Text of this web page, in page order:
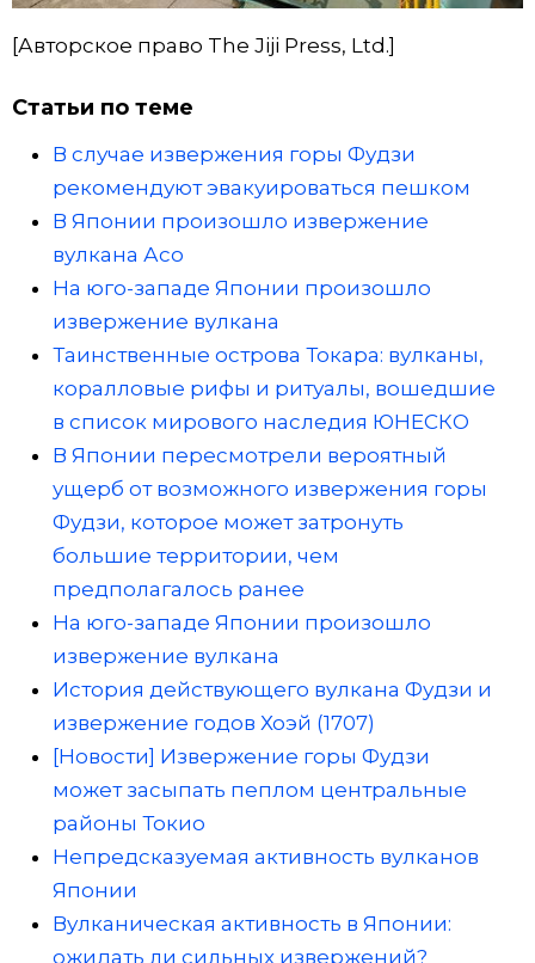
[Авторское право The Jiji Press, Ltd.]
Статьи по теме
В случае извержения горы Фудзи
рекомендуют эвакуироваться пешком
В Японии произошло извержение
вулкана Асо
На юго-западе Японии произошло
извержение вулкана
Таинственные острова Токара: вулканы,
коралловые рифы и ритуалы, вошедшие
в список мирового наследия ЮНЕСКО
В Японии пересмотрели вероятный
ущерб от возможного извержения горы
Фудзи, которое может затронуть
большие территории, чем
предполагалось ранее
На юго-западе Японии произошло
извержение вулкана
История действующего вулкана Фудзи и
извержение годов Хоэй (1707)
[Новости] Извержение горы Фудзи
может засыпать пеплом центральные
районы Токио
Непредсказуемая активность вулканов
Японии
Вулканическая активность в Японии:
ожидать ли сильных извержений?